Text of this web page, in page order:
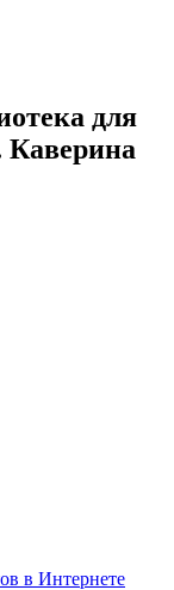
для
в Интернете